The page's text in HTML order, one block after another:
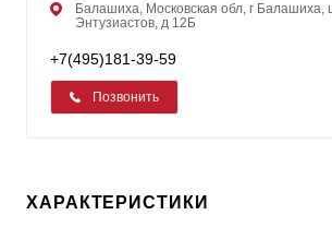
Балашиха, Московская обл, г Балашиха,
Энтузиастов, д 12Б
+7(495)181-39-59
Позвонить
ХАРАКТЕРИСТИКИ